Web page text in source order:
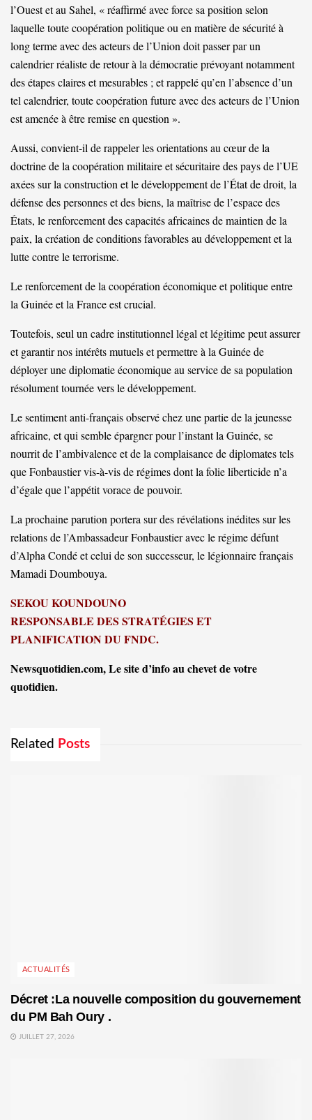
l’Ouest et au Sahel, « réaffirmé avec force sa position selon
laquelle toute coopération politique ou en matière de sécurité à
long terme avec des acteurs de l’Union doit passer par un
calendrier réaliste de retour à la démocratie prévoyant notamment
des étapes claires et mesurables ; et rappelé qu’en l’absence d’un
tel calendrier, toute coopération future avec des acteurs de l’Union
est amenée à être remise en question ».
Aussi, convient-il de rappeler les orientations au cœur de la
doctrine de la coopération militaire et sécuritaire des pays de l’UE
axées sur la construction et le développement de l’État de droit, la
défense des personnes et des biens, la maîtrise de l’espace des
États, le renforcement des capacités africaines de maintien de la
paix, la création de conditions favorables au développement et la
lutte contre le terrorisme.
Le renforcement de la coopération économique et politique entre
la Guinée et la France est crucial.
Toutefois, seul un cadre institutionnel légal et légitime peut assurer
et garantir nos intérêts mutuels et permettre à la Guinée de
déployer une diplomatie économique au service de sa population
résolument tournée vers le développement.
Le sentiment anti-français observé chez une partie de la jeunesse
africaine, et qui semble épargner pour l’instant la Guinée, se
nourrit de l’ambivalence et de la complaisance de diplomates tels
que Fonbaustier vis-à-vis de régimes dont la folie liberticide n’a
d’égale que l’appétit vorace de pouvoir.
La prochaine parution portera sur des révélations inédites sur les
relations de l’Ambassadeur Fonbaustier avec le régime défunt
d’Alpha Condé et celui de son successeur, le légionnaire français
Mamadi Doumbouya.
SEKOU KOUNDOUNO
RESPONSABLE DES STRATÉGIES ET
PLANIFICATION DU FNDC.
Newsquotidien.com, Le site d’info au chevet de votre
quotidien.
Related Posts
ACTUALITÉS
Décret :La nouvelle composition du gouvernement
du PM Bah Oury .
JUILLET 27, 2026